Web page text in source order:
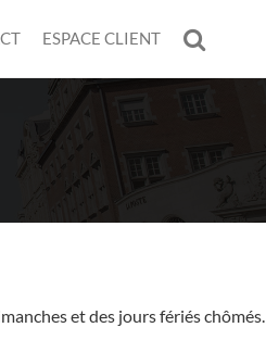
ESPACE CLIENT
et des jours fériés chômés.